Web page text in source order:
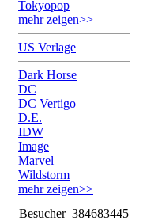
Tokyopop
mehr zeigen>>
US Verlage
Dark Horse
DC
DC Vertigo
D.E.
IDW
Image
Marvel
Wildstorm
mehr zeigen>>
Besucher 384683445